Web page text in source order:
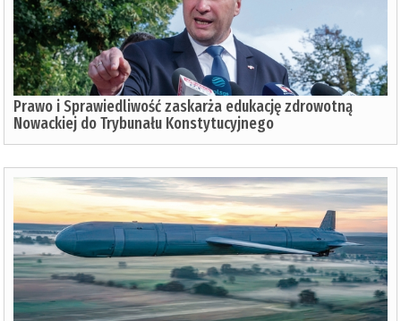
Prawo i Sprawiedliwość zaskarża edukację zdrowotną
Nowackiej do Trybunału Konstytucyjnego